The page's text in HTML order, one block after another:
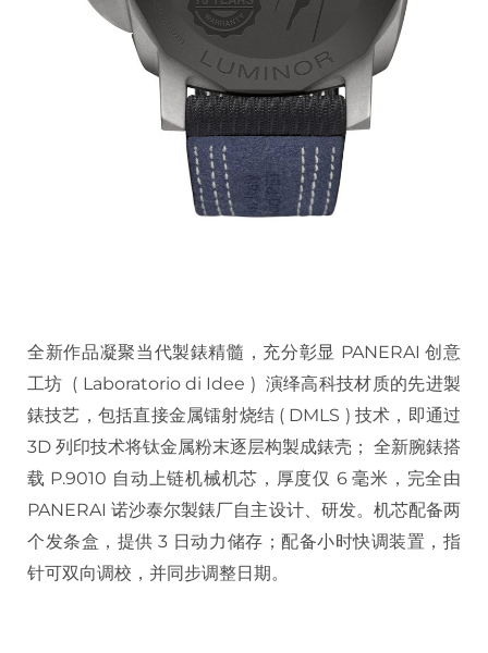
全新作品凝聚当代製錶精髓，充分彰显 PANERAI 创意
工坊 ( Laboratorio di Idee ) 演绎高科技材质的先进製
錶技艺，包括直接金属镭射烧结 ( DMLS ) 技术，即通过
3D 列印技术将钛金属粉末逐层构製成錶壳； 全新腕錶搭
载 P.9010 自动上链机械机芯，厚度仅 6 毫米，完全由
PANERAI 诺沙泰尔製錶厂自主设计、研发。机芯配备两
个发条盒，提供 3 日动力储存；配备小时快调装置，指
针可双向调校，并同步调整日期。